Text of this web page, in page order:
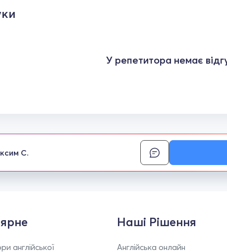
У репетитора немає
С.
англійської
Наші Рішення
Англійська онлайн